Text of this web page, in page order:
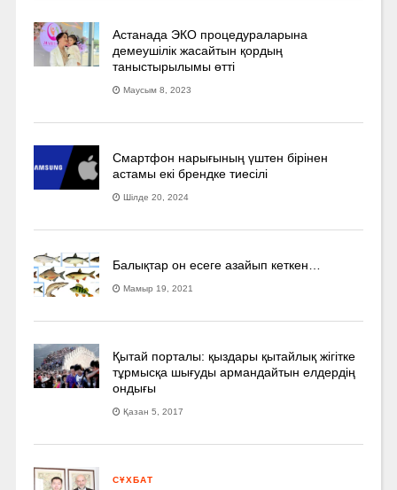
Астанада ЭКО процедураларына
демеушілік жасайтын қордың
таныстырылымы өтті
Маусым 8, 2023
Смартфон нарығының үштен бірінен
астамы екі брендке тиесілі
Шілде 20, 2024
Балықтар он есеге азайып кеткен…
Мамыр 19, 2021
Қытай порталы: қыздары қытайлық жігітке
тұрмысқа шығуды армандайтын елдердің
ондығы
Қазан 5, 2017
СҰХБАТ